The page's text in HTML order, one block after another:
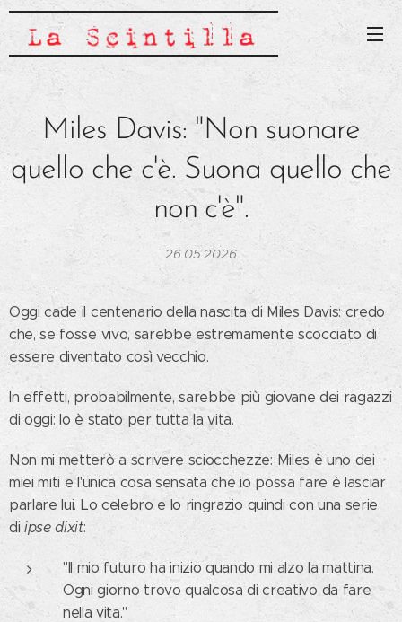
Miles Davis: "Non suonare
quello che c'è. Suona quello che
non c'è".
26.05.2026
Oggi cade il centenario della nascita di Miles Davis: credo
che, se fosse vivo, sarebbe estremamente scocciato di
essere diventato così vecchio.
In effetti, probabilmente, sarebbe più giovane dei ragazzi
di oggi: lo è stato per tutta la vita.
Non mi metterò a scrivere sciocchezze: Miles è uno dei
miei miti e l'unica cosa sensata che io possa fare è lasciar
parlare lui. Lo celebro e lo ringrazio quindi con una serie
diipse dixit:
"Il mio futuro ha inizio quando mi alzo la mattina.
Ogni giorno trovo qualcosa di creativo da fare
nella vita."